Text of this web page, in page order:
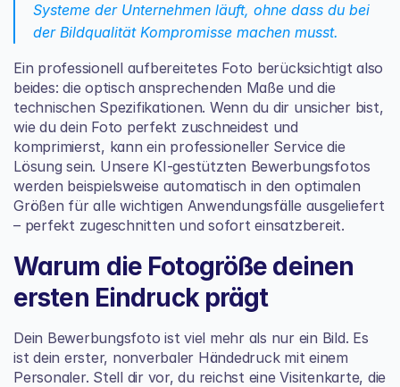
Systeme der Unternehmen läuft, ohne dass du bei
der Bildqualität Kompromisse machen musst.
Ein professionell aufbereitetes Foto berücksichtigt also
beides: die optisch ansprechenden Maße und die
technischen Spezifikationen. Wenn du dir unsicher bist,
wie du dein Foto perfekt zuschneidest und
komprimierst, kann ein professioneller Service die
Lösung sein. Unsere KI-gestützten Bewerbungsfotos
werden beispielsweise automatisch in den optimalen
Größen für alle wichtigen Anwendungsfälle ausgeliefert
– perfekt zugeschnitten und sofort einsatzbereit.
Warum die Fotogröße deinen
ersten Eindruck prägt
Dein Bewerbungsfoto ist viel mehr als nur ein Bild. Es
ist dein erster, nonverbaler Händedruck mit einem
Personaler. Stell dir vor, du reichst eine Visitenkarte, die